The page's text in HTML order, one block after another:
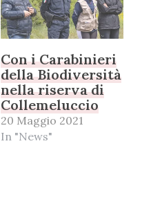
Con i Carabinieri
della Biodiversità
nella riserva di
Collemeluccio
20 Maggio 2021
In "News"